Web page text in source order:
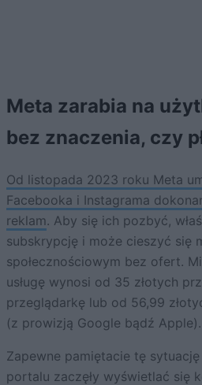
Meta zarabia na
bez znaczenia, czy
Od listopada 2023 roku Meta
Facebooka i Instagrama
reklam. Aby się ich pozbyć,
subskrypcję i może cieszyć się
społecznościowym bez ofert.
usługę wynosi od 35 złotych
przeglądarkę lub od 56,99
(z prowizją Google bądź Apple).
Zapewne pamiętacie tę
portalu zaczęły wyświetlać się